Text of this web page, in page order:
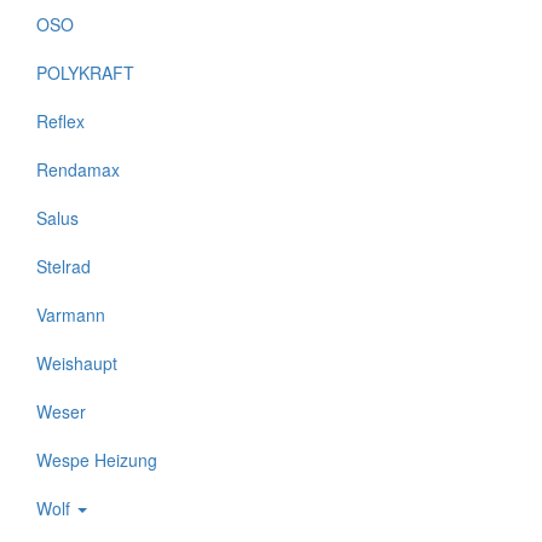
OSO
POLYKRAFT
Reflex
Rendamax
Salus
Stelrad
Varmann
Weishaupt
Weser
Wespe Heizung
Wolf